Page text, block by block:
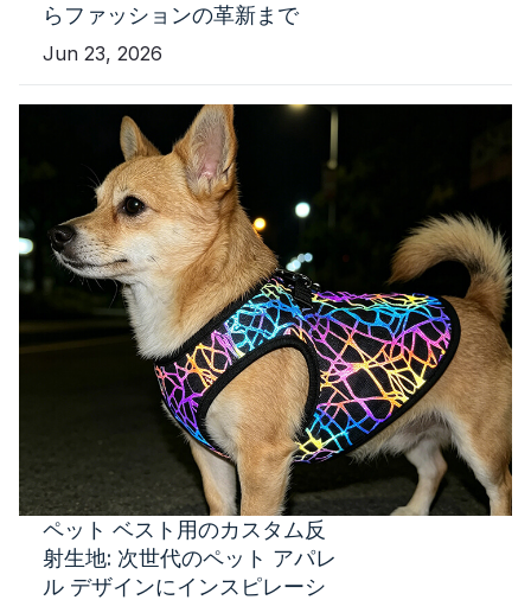
らファッションの革新まで
Jun 23, 2026
ペット ベスト用のカスタム反
射生地: 次世代のペット アパレ
ル デザインにインスピレーシ